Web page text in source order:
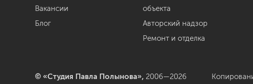
Вакансии
Блог
объекта
Авторский надзор
Ремонт и отделка
© «Студия Павла Полынова», 2006—2026